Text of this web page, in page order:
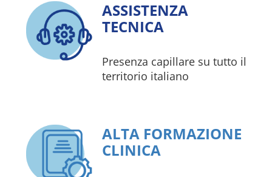
ASSISTENZA
TECNICA
Presenza capillare su tutto il
territorio italiano
ALTA FORMAZIONE
CLINICA